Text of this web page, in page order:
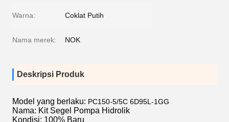
Warna: Coklat Putih
Nama merek: NOK
Deskripsi Produk
Model yang berlaku: PC150-5/5C 6D95L-1GG
Nama: Kit Segel Pompa Hidrolik
Kondisi: 100% Baru